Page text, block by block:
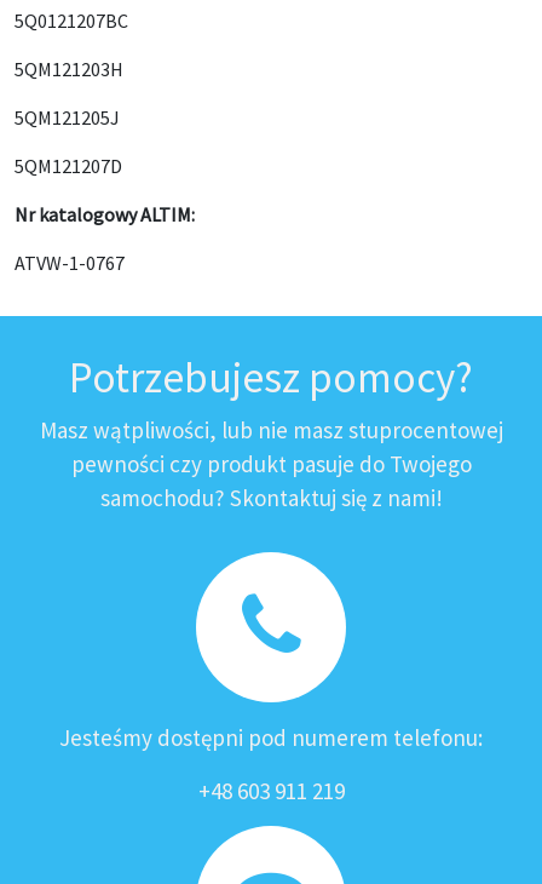
5Q0121207BC
5QM121203H
5QM121205J
5QM121207D
Nr katalogowy ALTIM:
ATVW-1-0767
Potrzebujesz pomocy?
Masz wątpliwości, lub nie masz stuprocentowej
pewności czy produkt pasuje do Twojego
samochodu? Skontaktuj się z nami!
Jesteśmy dostępni pod numerem telefonu:
+48 603 911 219